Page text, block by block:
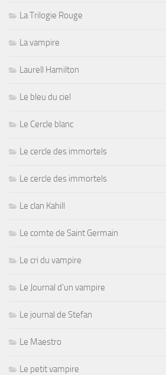
La Trilogie Rouge
La vampire
Laurell Hamilton
Le bleu du ciel
Le Cercle blanc
Le cercle des immortels
Le cercle des immortels
Le clan Kahill
Le comte de Saint Germain
Le cri du vampire
Le Journal d'un vampire
Le journal de Stefan
Le Maestro
Le petit vampire